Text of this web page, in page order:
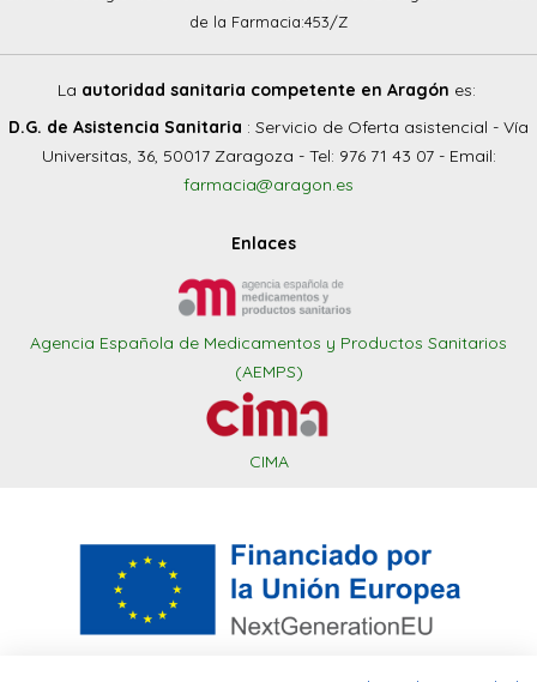
de la Farmacia:453/Z
La autoridad sanitaria competente en Aragón es:
D.G. de Asistencia Sanitaria : Servicio de Oferta asistencial - Vía
Universitas, 36, 50017 Zaragoza - Tel: 976 71 43 07 - Email:
farmacia@aragon.es
Enlaces
Agencia Española de Medicamentos y Productos Sanitarios
(AEMPS)
CIMA